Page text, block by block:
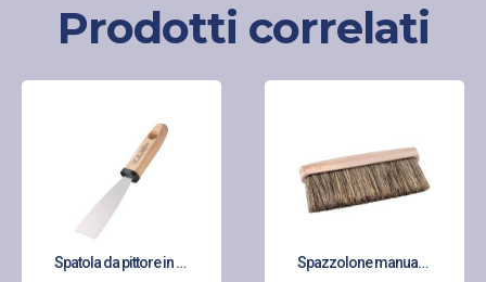
Prodotti correlati
Spatola da pittore in acciaio Spazzolone manuale setola sintetica – Larghezza mm 170